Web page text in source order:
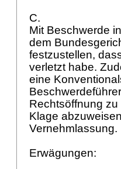
C.
Mit Beschwerde
dem
festzustellen,
verletzt habe.
eine
Rechtsöffnung
Klage
Vernehmlassung.
Erwägungen: